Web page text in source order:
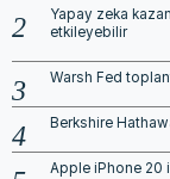
Yapay zeka
etkileyebilir
Warsh Fed
Berkshire
Apple iPhone 20